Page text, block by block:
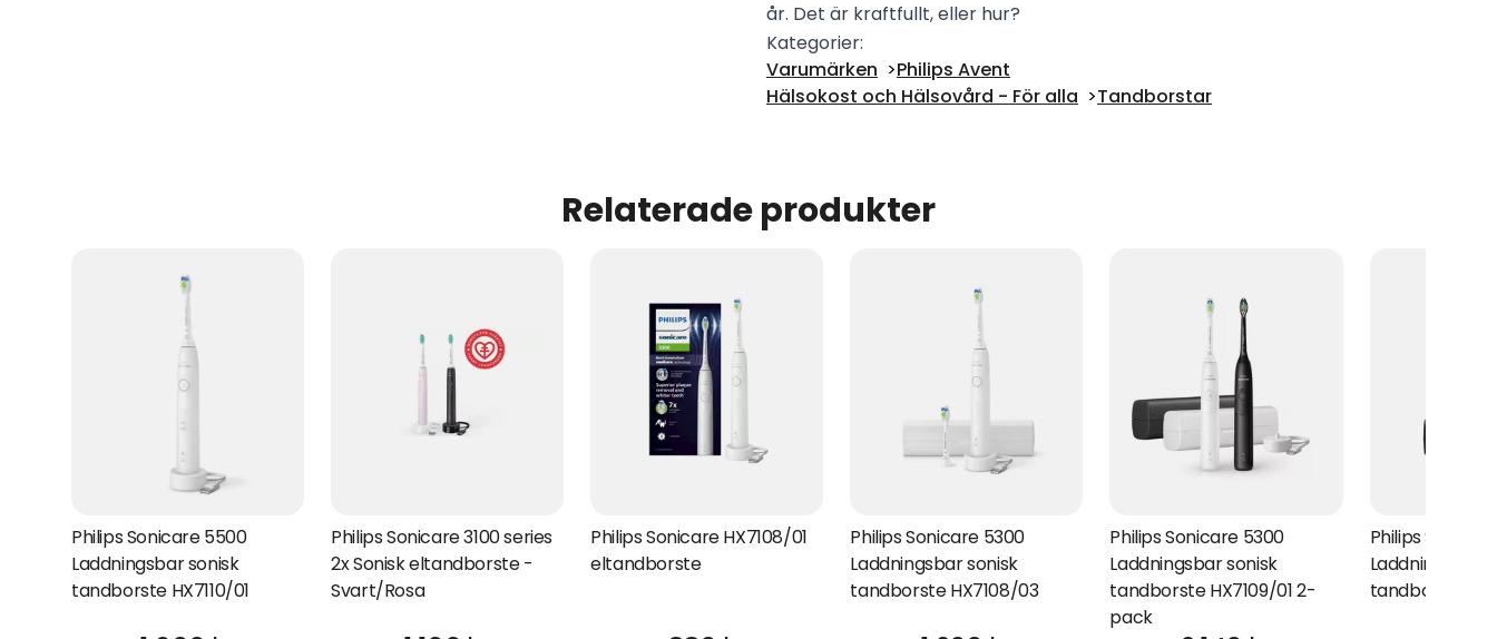
år. Det är kraftfullt, eller hur?
Kategorier:
Varumärken
Philips Avent
Hälsokost och Hälsovård - För alla
Tandborstar
Relaterade produkter
Philips Sonicare 5500
Laddningsbar sonisk
tandborste HX7110/01
Philips Sonicare 3100 series
2x Sonisk eltandborste -
Svart/Rosa
Philips Sonicare HX7108/01
eltandborste
Philips Sonicare 5300
Laddningsbar sonisk
tandborste HX7108/03
Philips Sonicare 5300
Laddningsbar sonisk
tandborste HX7109/01 2-
pack
Philips
Laddningsbar
tandborste